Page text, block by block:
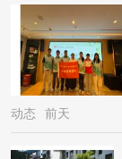
动态 前天